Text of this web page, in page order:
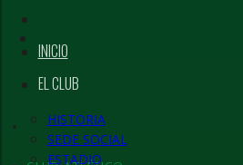
INICIO
EL CLUB
HISTORIA
SEDE SOCIAL
ESTADIO